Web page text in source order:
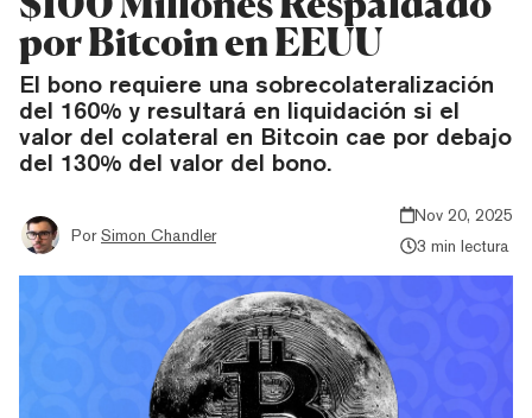
por Bitcoin en EEUU
El bono requiere una sobrecolateralización
del 160% y resultará en liquidación si el
valor del colateral en Bitcoin cae por debajo
del 130% del valor del bono.
Por Simon Chandler
Nov 20, 2025
3 min lectura